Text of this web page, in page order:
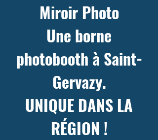
Miroir Photo
Une borne
photobooth à Saint-
Gervazy.
UNIQUE DANS LA
RÉGION !